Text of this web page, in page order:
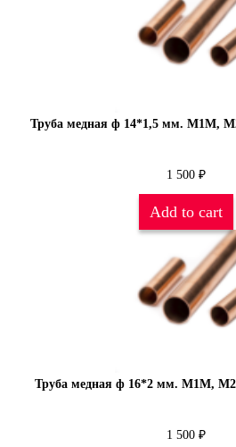
Труба медная ф 14*1,5 мм. М1М,
1 500 ₽
Add to cart
Труба медная ф 16*2 мм. М1М,
1 500 ₽